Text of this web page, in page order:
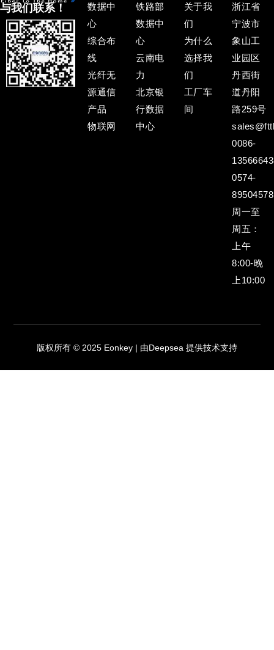
数据中
心
综合布
线
光纤无
源通信
产品
物联网
铁路部
数据中
心
云南电
力
北京银
行数据
中心
关于我
们
为什么
选择我
们
工厂车
间
浙江省
宁波市
象山工
业园区
丹西街
道丹阳
路259号
0086-
0574-
89504578
周一至
周五：
上午
8:00-晚
上10:00
与我们联系！
版权所有 © 2025 Eonkey | 由Deepsea 提供技术支持